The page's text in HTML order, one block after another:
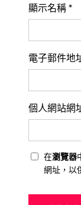
顯示名稱 *
電子郵件地
個人網站網
在瀏覽器
網址，以